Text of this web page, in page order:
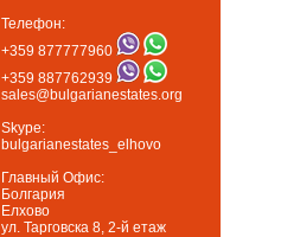
Телефон:
+359 877777960
+359 887762939
sales@bulgarianestates.org
Skype:
bulgarianestates_elhovo
Главный Офис:
Болгария
Елхово
ул. Тарговска 8, 2-й етаж